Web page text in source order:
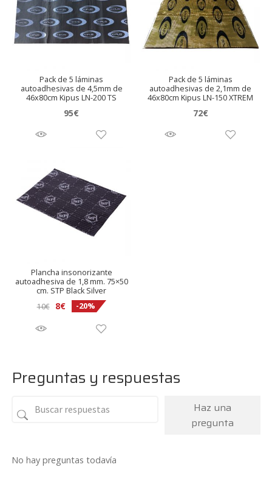
Pack de 5 láminas
autoadhesivas de 4,5mm de
46x80cm Kipus LN-200 TS
95€
Pack de 5 láminas
autoadhesivas de 2,1mm de
46x80cm Kipus LN-150 XTREM
72€
Plancha insonorizante
autoadhesiva de 1,8 mm. 75×50
cm. STP Black Silver
10€
El
8€El
-20%
Preguntas y respuestas
Haz una
pregunta
No hay preguntas todavía